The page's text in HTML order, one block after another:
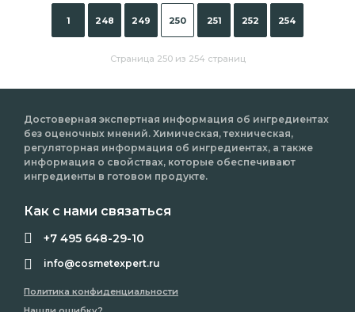
1 248 249 250 251 252 254
Страница 250 из 254 страниц
Достоверная экспертная информация об ингредиентах
без оценочных мнений. Химическая, техническая,
регуляторная информация об ингредиентах, а также
информация о свойствах, которые обеспечивают
ингредиенты в готовом продукте.
Как с нами связаться
+7 495 648-29-10
info@cosmetexpert.ru
Политика конфиденциальности